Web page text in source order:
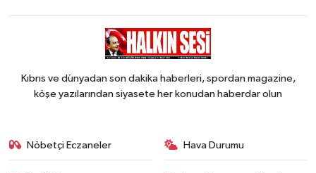
Kıbrıs ve dünyadan son dakika haberleri, spordan magazine,
köşe yazılarından siyasete her konudan haberdar olun
Nöbetçi Eczaneler Hava Durumu